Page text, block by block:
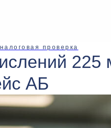
проверка
225
АБ